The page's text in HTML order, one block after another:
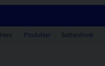
Hem Produkter Batteridrivet